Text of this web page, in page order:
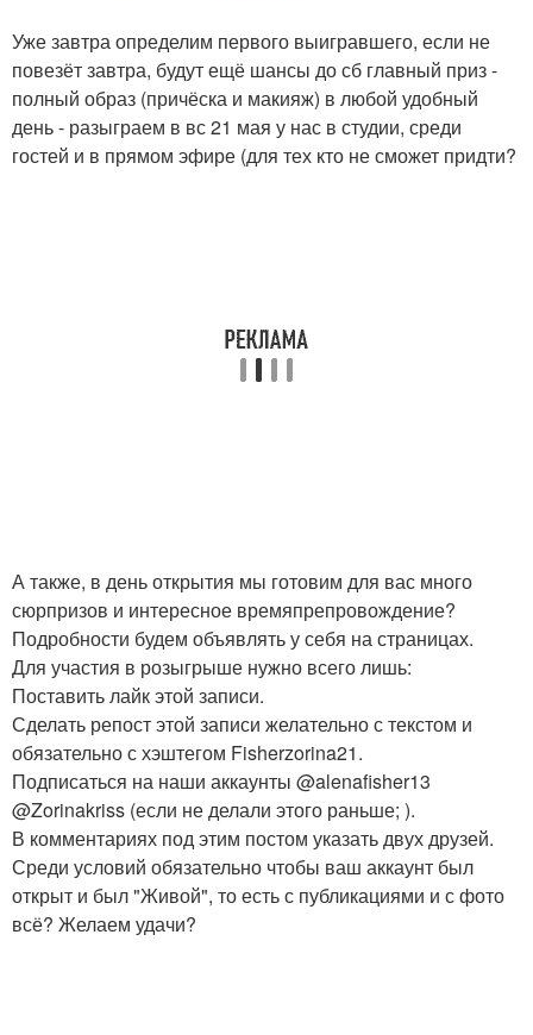
Уже завтра определим первого выигравшего, если не
повезёт завтра, будут ещё шансы до сб главный приз -
полный образ (причёска и макияж) в любой удобный
день - разыграем в вс 21 мая у нас в студии, среди
гостей и в прямом эфире (для тех кто не сможет придти?
А также, в день открытия мы готовим для вас много
сюрпризов и интересное времяпрепровождение?
Подробности будем объявлять у себя на страницах.
Для участия в розыгрыше нужно всего лишь:
Поставить лайк этой записи.
Сделать репост этой записи желательно с текстом и
обязательно с хэштегом Fisherzorina21.
Подписаться на наши аккаунты @alenafisher13
@Zorinakriss (если не делали этого раньше; ).
В комментариях под этим постом указать двух друзей.
Среди условий обязательно чтобы ваш аккаунт был
открыт и был "Живой", то есть с публикациями и с фото
всё? Желаем удачи?